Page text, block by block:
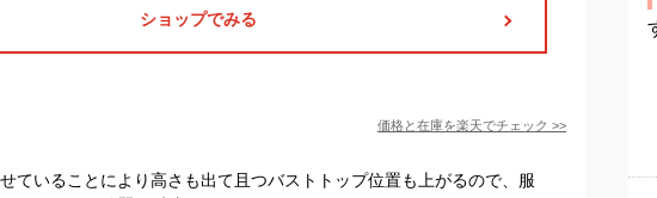
ショップでみる
価格と在庫を楽天でチェック >>
ていることにより高さも出て且つバストトップ位置も上がるので、服